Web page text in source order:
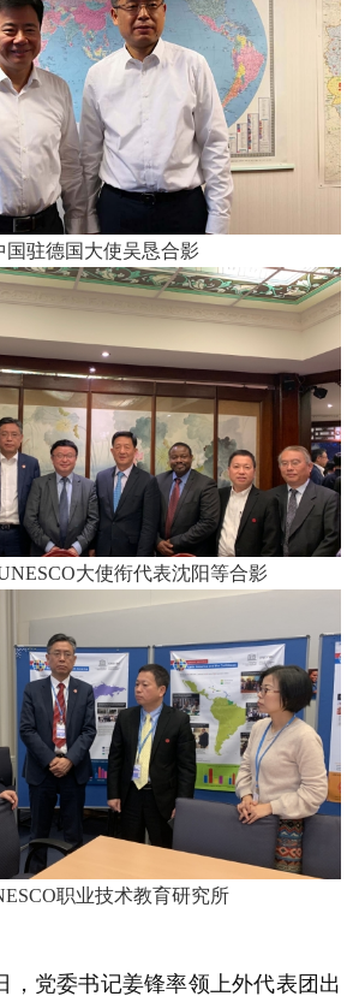
国驻德国大使吴恳合影
大使衔代表沈阳等合影
职业技术教育研究所
，党委书记姜锋率领上外代表团出